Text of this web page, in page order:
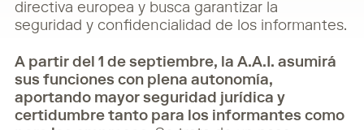
directiva europea y busca garantizar la
seguridad y confidencialidad de los informantes.
A partir del 1 de septiembre, la A.A.I. asumirá
sus funciones con plena autonomía,
aportando mayor seguridad jurídica y
certidumbre tanto para los informantes como